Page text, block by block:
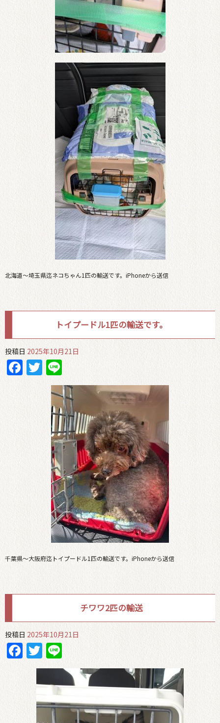
北海道〜埼玉県迄ネコちゃん1匹の輸送です。iPhoneから送信
トイプードル1匹の輸送です。
投稿日 2025年10月21日
Facebook
Twitter
千葉県〜大阪府迄トイプードル1匹の輸送です。iPhoneから送信
チワワ2匹の輸送
投稿日 2025年10月21日
Facebook
Twitter